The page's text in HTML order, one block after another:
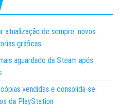
atualização de sempre: novos
gráficas
aguardado da Steam após
vendidas e consolida-se
da PlayStation